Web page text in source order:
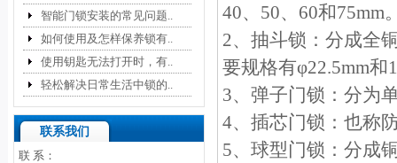
智能门锁安装的常见问题..
如何使用及怎样保养锁有..
使用钥匙无法打开时，有..
轻松解决日常生活中锁的..
联系我们
联 系：
40、50、60和75mm
2、抽斗锁：分成全
要规格有φ22.5mm和
3、弹子门锁：分为
4、插芯门锁：也称
5、球型门锁：分成